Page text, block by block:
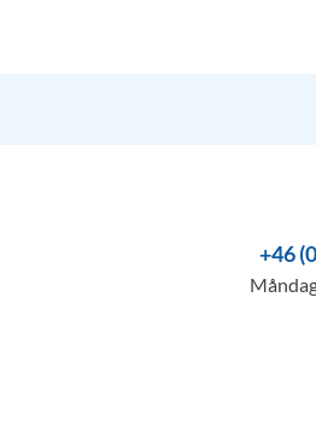
+46